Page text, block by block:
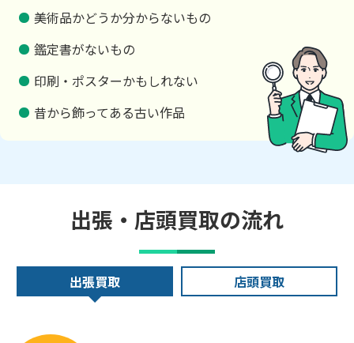
美術品かどうか分からないもの
鑑定書がないもの
印刷・ポスターかもしれない
昔から飾ってある古い作品
出張・店頭買取の流れ
出張買取 店頭買取